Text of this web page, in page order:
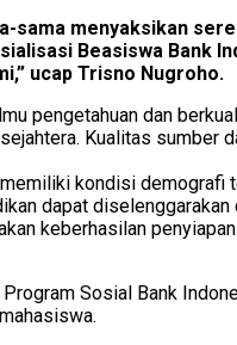
sama menyaksikan
Beasiswa Bank
ucap Trisno Nugroho.
pengetahuan dan
Kualitas
kondisi
dapat
keberhasilan
Sosial Bank